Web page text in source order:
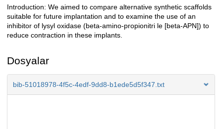
Açıklama
Introduction: We aimed to compare alternative synthetic scaffolds
suitable for future implantation and to examine the use of an
inhibitor of lysyl oxidase (beta-amino-propionitri le [beta-APN]) to
reduce contraction in these implants.
Dosyalar
bib-51018978-4f5c-4edf-9dd8-b1ede5d5f347.txt